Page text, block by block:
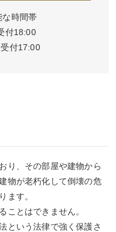
な時間帯
付18:00
付17:00
り、その部屋や建物から
物が老朽化して倒壊の危
ます。
ことはできません。
という法律で強く保護さ